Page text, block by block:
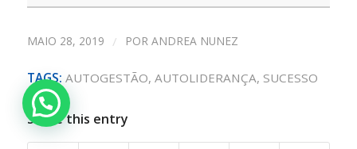
MAIO 28, 2019 / POR ANDREA NUNEZ
TAGS: AUTOGESTÃO, AUTOLIDERANÇA, SUCESSO
Share this entry